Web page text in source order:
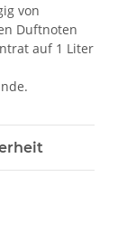
von
Duftnoten
auf 1 Liter